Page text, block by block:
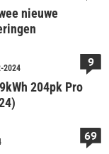
nieuwe
2024
204pk Pro
9
69